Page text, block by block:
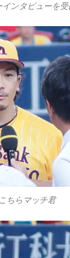
ンタビューを
こちらマッチ君